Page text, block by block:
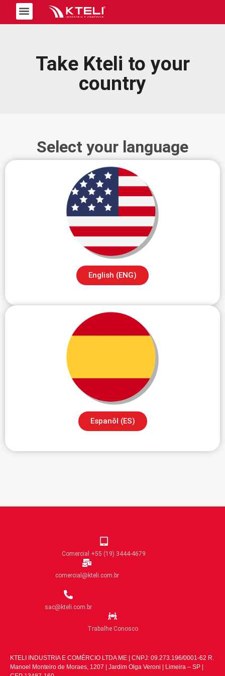
Take Kteli to your
country
Select your language
English (ENG)
Espanõl (ES)
Comercial +55 (19) 3444-4679
comercial@kteli.com.br
sac@kteli.com.br
Trabalhe Conosco
KTELI INDUSTRIA E COMÉRCIO LTDA ME | CNPJ: 09.273.196/0001-62 R.
Manoel Monteiro de Moraes, 1207 | Jardim Olga Veroni | Limeira – SP |